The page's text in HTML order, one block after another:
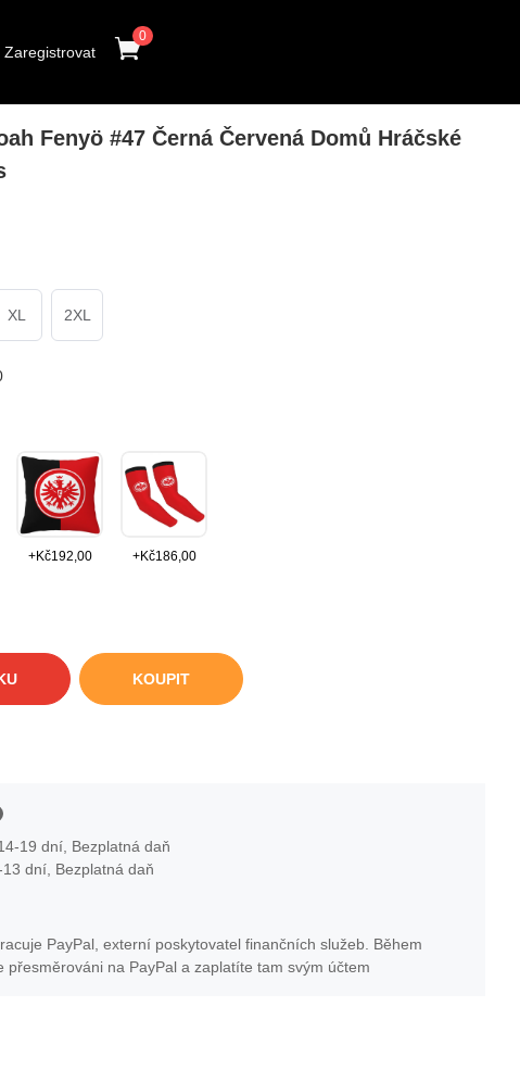
Zaregistrovat
0
Fenyö #47 Černá Červená Domů Hráčské
XL 2XL
+Kč192,00 +Kč186,00
KOUPIT
19 dní, Bezplatná daň
dní, Bezplatná daň
PayPal, externí poskytovatel finančních služeb. Během
přesměrováni na PayPal a zaplatíte tam svým účtem